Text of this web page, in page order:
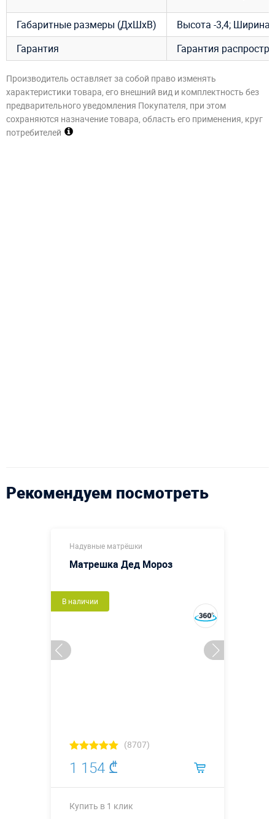
Габаритные размеры (ДхШхВ)
Высота -3,4; Ширина
Гарантия
Гарантия
Производитель оставляет за собой право изменять
характеристики товара, его внешний вид и комплектность без
предварительного уведомления Покупателя, при этом
сохраняются назначение товара, область его применения, круг
потребителей
Рекомендуем посмотреть
Надувные матрёшки
Матрешка Дед Мороз
В наличии
(8707)
1 154 ₾
Купить в 1 клик